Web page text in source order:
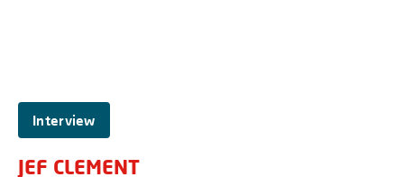
Interview
JEF CLEMENT